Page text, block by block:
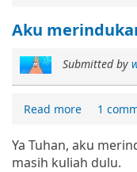
Aku
Submitted by
Read more 1
Ya Tuhan, aku
masih kuliah dulu.